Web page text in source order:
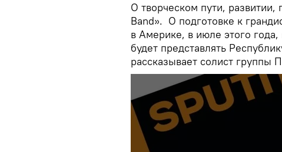
О творческом пути,
Band». О подготовке к
в Америке, в июле этого
будет представлять
рассказывает солист группы